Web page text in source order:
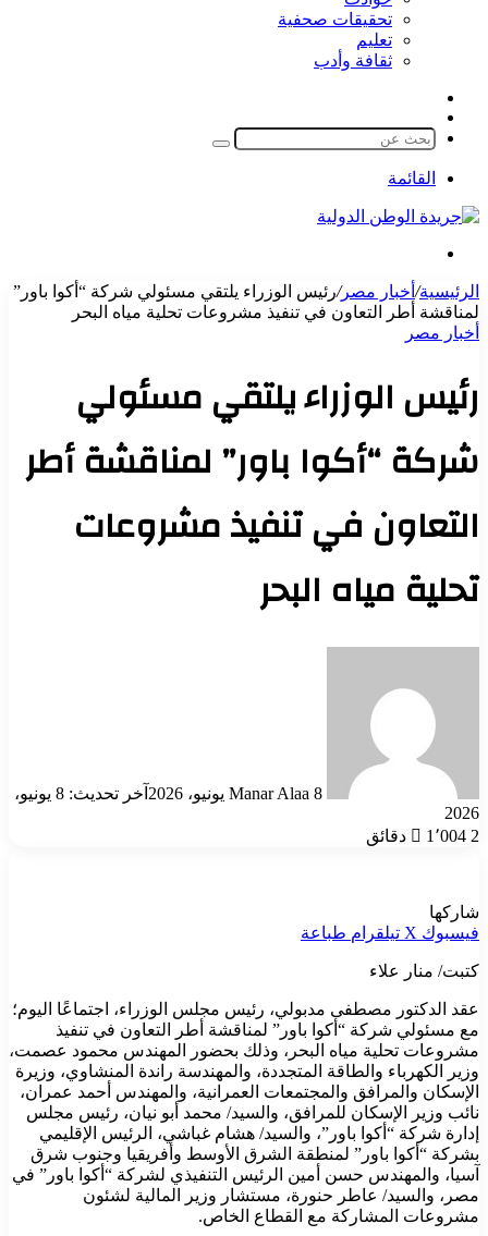
تحقيقات صحفية
تعليم
ثقافة وأدب
المظلم
بحث
القائمة
الرئيسية/ أخبار مصر/رئيس الوزراء يلتقي مسئولي شركة “أكوا باور”
لمناقشة أطر التعاون في تنفيذ مشروعات تحلية مياه البحر
أخبار مصر
رئيس الوزراء يلتقي مسئولي
شركة “أكوا باور” لمناقشة أطر
التعاون في تنفيذ مشروعات
تحلية مياه البحر
Manar Alaa 8 يونيو، 2026
آخر تحديث: 8 يونيو،
2026
1٬004 2 دقائق
شاركها
فيسبوك ‫X تيلقرام طباعة
كتبت/ منار علاء
عقد الدكتور مصطفى مدبولي، رئيس مجلس الوزراء، اجتماعًا اليوم؛
مع مسئولي شركة “أكوا باور” لمناقشة أطر التعاون في تنفيذ
مشروعات تحلية مياه البحر، وذلك بحضور المهندس محمود عصمت،
وزير الكهرباء والطاقة المتجددة، والمهندسة راندة المنشاوي، وزيرة
الإسكان والمرافق والمجتمعات العمرانية، والمهندس أحمد عمران،
نائب وزير الإسكان للمرافق، والسيد/ محمد أبو نيان، رئيس مجلس
إدارة شركة “أكوا باور”، والسيد/ هشام غباشي، الرئيس الإقليمي
بشركة “أكوا باور” لمنطقة الشرق الأوسط وأفريقيا وجنوب شرق
آسيا، والمهندس حسن أمين الرئيس التنفيذي لشركة “أكوا باور” في
مصر، والسيد/ عاطر حنورة، مستشار وزير المالية لشئون
مشروعات المشاركة مع القطاع الخاص.